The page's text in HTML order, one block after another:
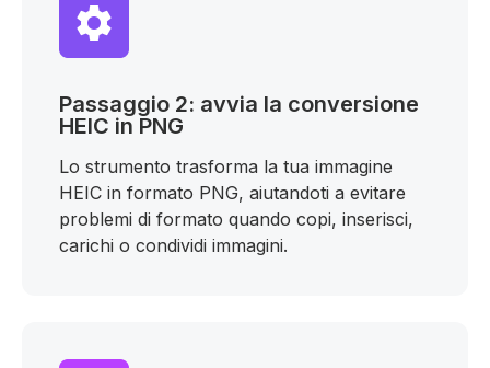
Passaggio 2: avvia la conversione
HEIC in PNG
Lo strumento trasforma la tua immagine
HEIC in formato PNG, aiutandoti a evitare
problemi di formato quando copi, inserisci,
carichi o condividi immagini.